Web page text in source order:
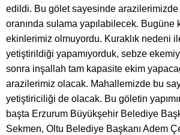
edildi. Bu gölet sayesinde
oranında sulama yapılabilecek. Bugüne
ekinlerimiz olmuyordu. Kuraklık nedeni
yetiştirildiği yapamıyorduk, sebze
sonra inşallah tam kapasite ekim
arazilerimiz olacak. Mahallemizde bu
yetiştiriciliği de olacak. Bu göletin
başta Erzurum Büyükşehir Belediye
Sekmen, Oltu Belediye Başkanı Adem